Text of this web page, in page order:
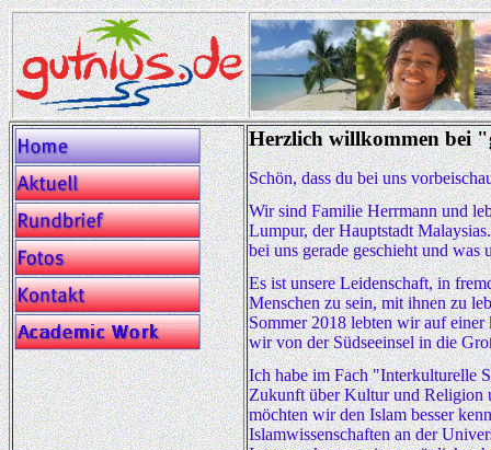
Herzlichwillkommen bei
Schön, dass du bei uns
Wir sind Familie Herrmann und
Lumpur, der Hauptstadt
bei uns gerade geschieht und
Es ist unsere Leidenschaft, in
Menschen zu sein, mit ihnen zu
Sommer 2018 lebten wir auf
wir von der Südseeinsel in die
Ich habe im Fach "Interkulturelle
Zukunft über Kultur und Religion
möchten wir den Islam besser
Islamwissenschaften an der